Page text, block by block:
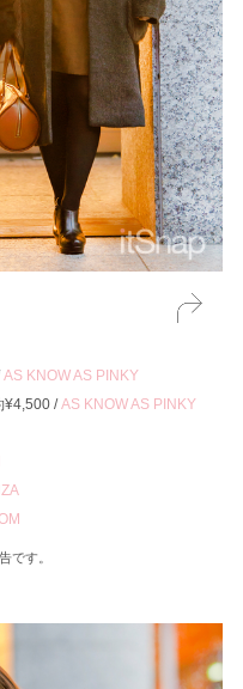
AS KNOW AS PINKY
¥4,500 /AS KNOW AS PINKY
です。